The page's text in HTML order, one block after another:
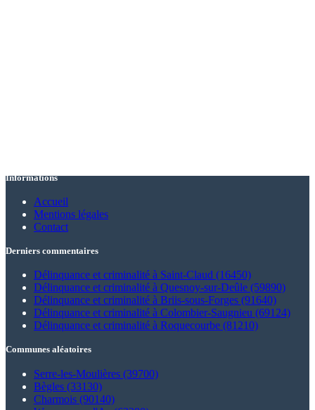
Informations
Accueil
Mentions légales
Contact
Derniers commentaires
Délinquance et criminalité à Saint-Claud (16450)
Délinquance et criminalité à Quesnoy-sur-Deûle (59890)
Délinquance et criminalité à Briis-sous-Forges (91640)
Délinquance et criminalité à Colombier-Saugnieu (69124)
Délinquance et criminalité à Roquecourbe (81210)
Communes aléatoires
Serre-les-Moulières (39700)
Bègles (33130)
Charmois (90140)